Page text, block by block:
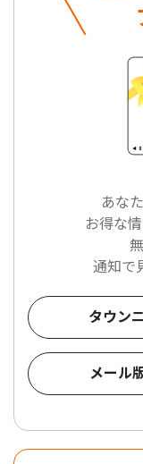
あな
お得な
通知で
タウン
メール